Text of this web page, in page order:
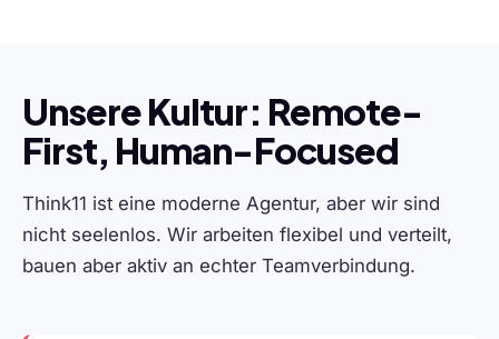
Unsere Kultur: Remote-
First, Human-Focused
Think11 ist eine moderne Agentur, aber wir sind
nicht seelenlos. Wir arbeiten flexibel und verteilt,
bauen aber aktiv an echter Teamverbindung.